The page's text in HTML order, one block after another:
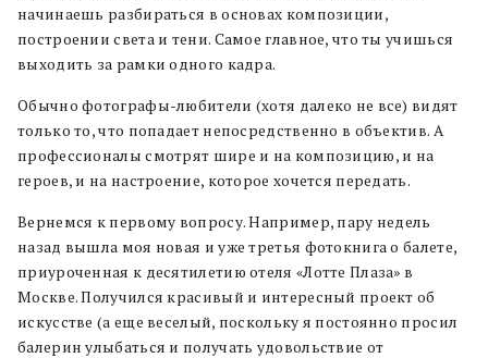
начинаешь разбираться в основах композиции,
построении света и тени. Самое главное, что ты учишься
выходить за рамки одного кадра.
Обычно фотографы-любители (хотя далеко не все) видят
только то, что попадает непосредственно в объектив. А
профессионалы смотрят шире и на композицию, и на
героев, и на настроение, которое хочется передать.
Вернемся к первому вопросу. Например, пару недель
назад вышла моя новая и уже третья фотокнига о балете,
приуроченная к десятилетию отеля «Лотте Плаза» в
Москве. Получился красивый и интересный проект об
искусстве (а еще веселый, поскольку я постоянно просил
балерин улыбаться и получать удовольствие от